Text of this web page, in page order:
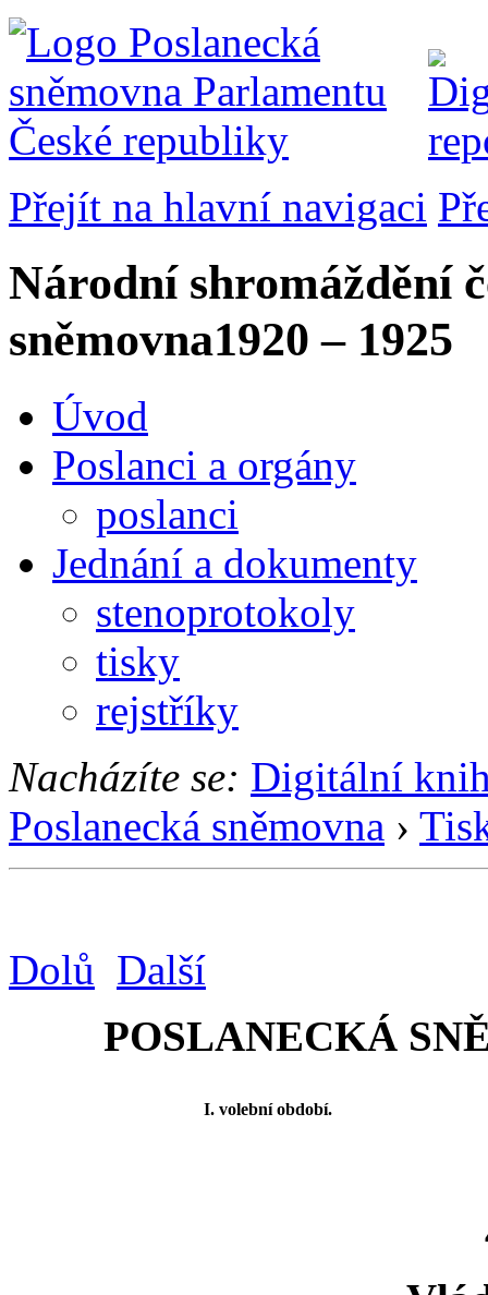
Přejít na hlavní navigaci
Národní shromáždění
sněmovna1920 – 1925
Úvod
Poslanci a orgány
poslanci
Jednání a dokumenty
stenoprotokoly
tisky
rejstříky
Nacházíte se: Digitální
Poslanecká sněmovna ›
Dolů Další
POSLANECKÁ
I. volební období.